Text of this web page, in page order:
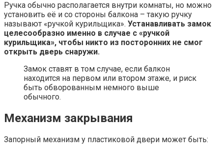
Ручка обычно располагается внутри комнаты, но можно
установить её и со стороны балкона – такую ручку
называют «ручкой курильщика». Устанавливать замок
целесообразно именно в случае с «ручкой
курильщика», чтобы никто из посторонних не смог
открыть дверь снаружи.
Замок ставят в том случае, если балкон
находится на первом или втором этаже, и риск
быть обворованным немного выше
обычного.
Механизм закрывания
Запорный механизм у пластиковой двери может быть: